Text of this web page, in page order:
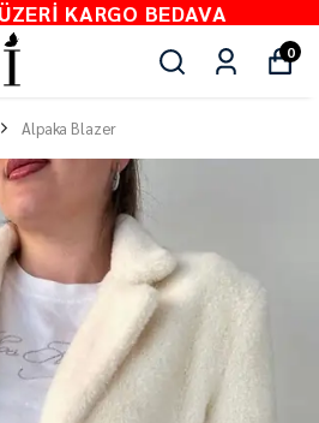
KARGO BEDAVA
0
Alpaka Blazer